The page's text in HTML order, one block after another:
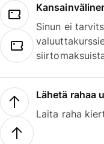
Sinun ei
Lähetä rahaa
Laita raha